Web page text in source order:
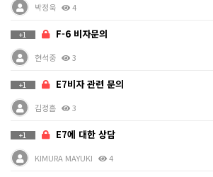
박정욱 4
+1 F-6 비자문의
현석중 3
+1 E7비자 관련 문의
김정흠 3
+1 E7에 대한 상담
KIMURA MAYUKI 4